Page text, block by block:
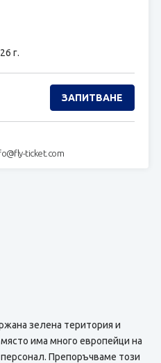
г.
ticket.com
ЗАПИТВАНЕ
зелена територия и
има много европейци на
Препоръчваме този